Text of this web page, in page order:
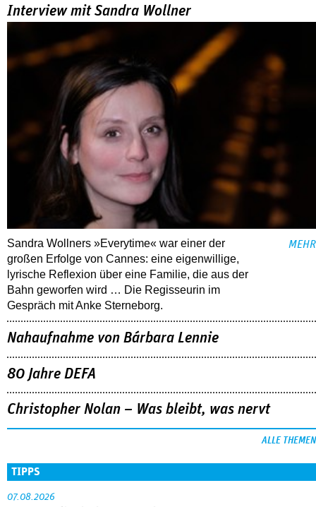
Interview mit Sandra Wollner
Sandra Wollners »Everytime« war einer der
großen Erfolge von Cannes: eine eigenwillige,
lyrische Reflexion über eine ­Familie, die aus der
Bahn geworfen wird … Die Regisseurin im
Gespräch mit Anke Sterneborg.
MEHR
Nahaufnahme von Bárbara Lennie
80 Jahre DEFA
Christopher Nolan – Was bleibt, was nervt
ALLE THEMEN
TIPPS
07.08.2026